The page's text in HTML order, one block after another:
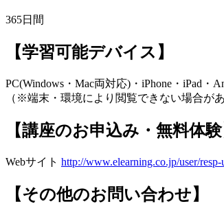
365日間
【学習可能デバイス】
PC(Windows・Mac両対応)・iPhone・iPad・
（※端末・環境により閲覧できない場合が
【講座のお申込み・無料体験
Webサイト http://www.elearning.co.jp/user/
【その他のお問い合わせ】